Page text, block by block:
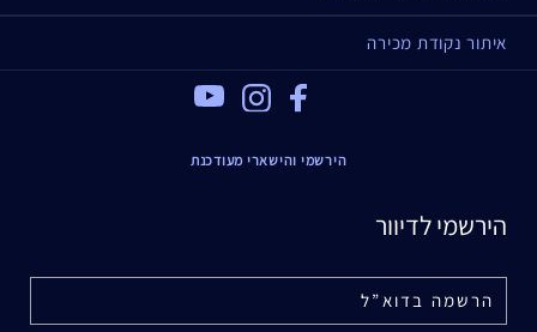
איתור נקודת מכירה
Facebook
הירשמי והישארי מעודכנת
הירשמי לדיוור